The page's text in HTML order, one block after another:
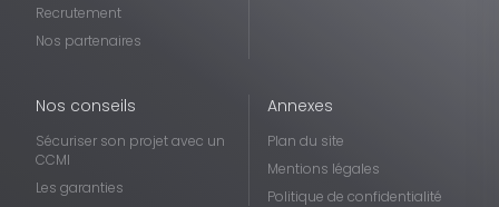
Recrutement
Nos partenaires
Nos conseils
Sécuriser son projet avec un
CCMI
Les garanties
Annexes
Plan du site
Mentions légales
Politique de confidentialité